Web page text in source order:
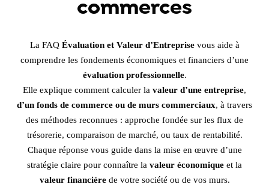
commerces
La FAQ Évaluation et Valeur d’Entreprisevous aide à
comprendre les fondements économiques et financiers d’une
évaluation professionnelle.
Elle explique comment calculer la valeur d’une entreprise,
d’un fonds de commerce ou de murs commerciaux, à travers
des méthodes reconnues : approche fondée sur les flux de
trésorerie, comparaison de marché, ou taux de rentabilité.
Chaque réponse vous guide dans la mise en œuvre d’une
stratégie claire pour connaître la valeur économique et la
valeur financièrede votre société ou de vos murs.